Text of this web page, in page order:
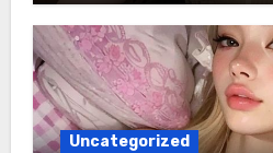
Uncategorized